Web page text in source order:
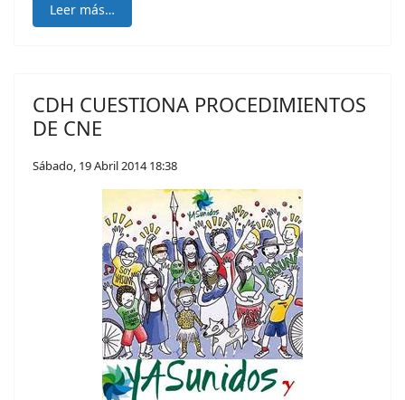
Leer más…
CDH CUESTIONA PROCEDIMIENTOS
DE CNE
Sábado, 19 Abril 2014 18:38